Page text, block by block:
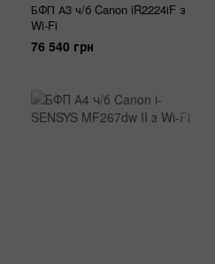
БФП А3 ч/б Canon iR2224iF з
Wi-Fi
76 540 грн